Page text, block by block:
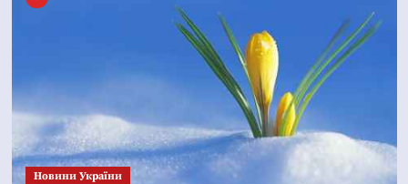
Новини України